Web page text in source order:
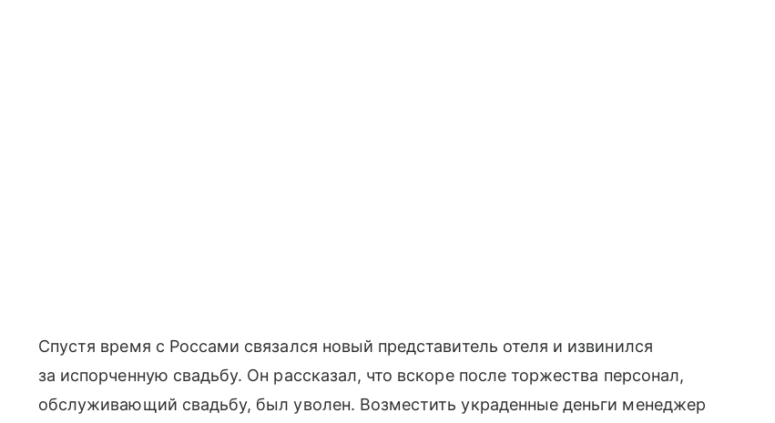
Спустя время с Россами связался новый представитель отеля и извинился
за испорченную свадьбу. Он рассказал, что вскоре после торжества персонал,
обслуживающий свадьбу, был уволен. Возместить украденные деньги менеджер